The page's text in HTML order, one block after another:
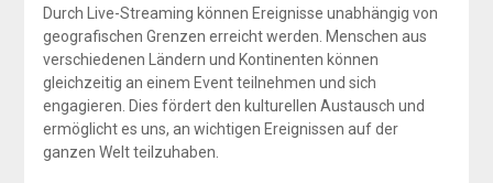
Durch Live-Streaming können Ereignisse unabhängig von
geografischen Grenzen erreicht werden. Menschen aus
verschiedenen Ländern und Kontinenten können
gleichzeitig an einem Event teilnehmen und sich
engagieren. Dies fördert den kulturellen Austausch und
ermöglicht es uns, an wichtigen Ereignissen auf der
ganzen Welt teilzuhaben.